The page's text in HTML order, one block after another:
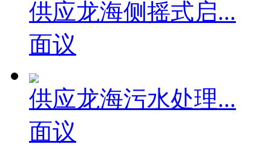
供应龙海侧摇式启...
面议
供应龙海污水处理...
面议